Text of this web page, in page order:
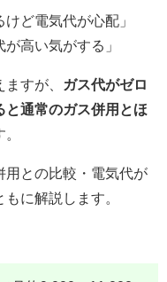
ど電気代が心配」
高い気がする」
すが、
ガス代がゼロ
と通常のガス併用とほ
用との比較・電気代が
に解説します。